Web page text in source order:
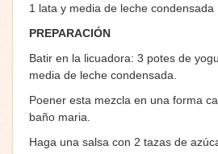
1 lata y media de leche condensada
PREPARACIÓN
Batir en la licuadora: 3 potes de
media de leche condensada.
Poener esta mezcla en una forma
baño maria.
Haga una salsa con 2 tazas de